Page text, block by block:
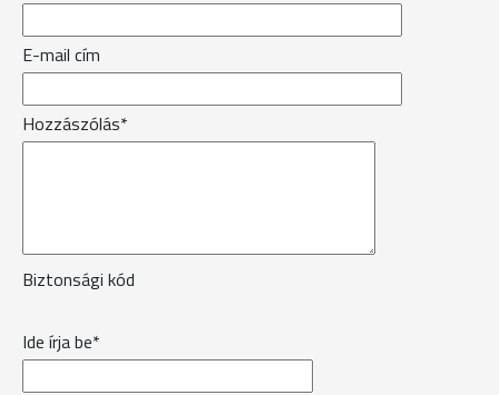
E-mail cím
Hozzászólás*
Biztonsági kód
Ide írja be*